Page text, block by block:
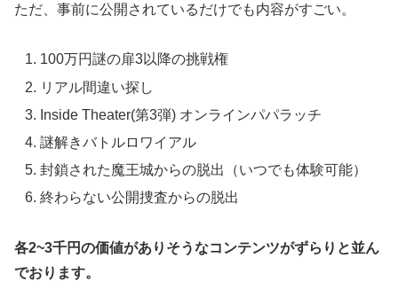
ただ、事前に公開されているだけでも内容がすごい。
100万円謎の扉3以降の挑戦権
リアル間違い探し
Inside Theater(第3弾) オンラインパパラッチ
謎解きバトルロワイアル
封鎖された魔王城からの脱出（いつでも体験可能）
終わらない公開捜査からの脱出
各2~3千円の価値がありそうなコンテンツがずらりと並ん
でおります。